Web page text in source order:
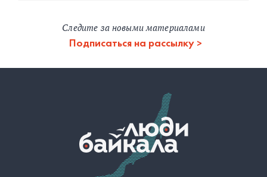
Следите за новыми материалами
Подписаться на рассылку